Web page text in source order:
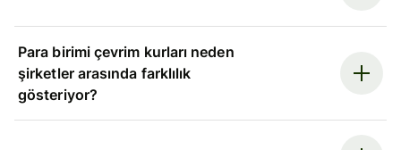
Para birimi çevrim kurları neden
şirketler arasında farklılık
gösteriyor?